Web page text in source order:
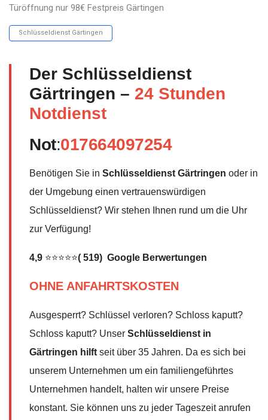
Türöffnung nur 98€ Festpreis Gärtingen
Schlüsseldienst Gärtingen
Der Schlüsseldienst
Gärtringen – 24 Stunden
Notdienst
Not:017664097254
Benötigen Sie in Schlüsseldienst Gärtringen oder in
der Umgebung einen vertrauenswürdigen
Schlüsseldienst? Wir stehen Ihnen rund um die Uhr
zur Verfügung!
4,9 ⭐⭐⭐⭐⭐( 519) Google Berwertungen
OHNE ANFAHRTSKOSTEN
Ausgesperrt? Schlüssel verloren? Schloss kaputt?
Schloss kaputt? Unser Schlüsseldienst in
Gärtringen hilft seit über 35 Jahren. Da es sich bei
unserem Unternehmen um ein familiengeführtes
Unternehmen handelt, halten wir unsere Preise
konstant. Sie können uns zu jeder Tageszeit anrufen